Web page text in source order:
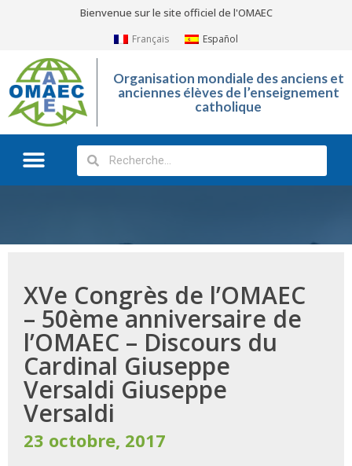
Bienvenue sur le site officiel de l'OMAEC
Français Español
Organisation mondiale des anciens et
anciennes élèves de l’enseignement
catholique
XVe Congrès de l’OMAEC
– 50ème anniversaire de
l’OMAEC – Discours du
Cardinal Giuseppe
Versaldi Giuseppe
Versaldi
23 octobre, 2017